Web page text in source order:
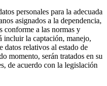
personales para la adecuada
asignados a la dependencia,
conforme a las normas y
la captación, manejo,
datos relativos al estado de
momento, serán tratados en su
de acuerdo con la legislación